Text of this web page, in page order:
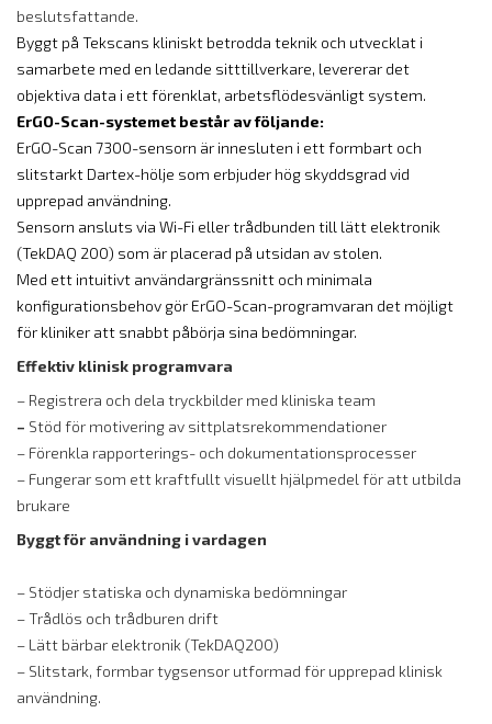
beslutsfattande.
Byggt på Tekscans kliniskt betrodda teknik och utvecklat i
samarbete med en ledande sitttillverkare, levererar det
objektiva data i ett förenklat, arbetsflödesvänligt system.
ErGO-Scan-systemet består av följande:
ErGO-Scan 7300-sensorn är innesluten i ett formbart och
slitstarkt Dartex-hölje som erbjuder hög skyddsgrad vid
upprepad användning.
Sensorn ansluts via Wi-Fi eller trådbunden till lätt elektronik
(TekDAQ 200) som är placerad på utsidan av stolen.
Med ett intuitivt användargränssnitt och minimala
konfigurationsbehov gör ErGO-Scan-programvaran det möjligt
för kliniker att snabbt påbörja sina bedömningar.
Effektiv klinisk programvara
– Registrera och dela tryckbilder med kliniska team
– Stöd för motivering av sittplatsrekommendationer
– Förenkla rapporterings- och dokumentationsprocesser
– Fungerar som ett kraftfullt visuellt hjälpmedel för att utbilda
brukare
Byggt för användning i vardagen
– Stödjer statiska och dynamiska bedömningar
– Trådlös och trådburen drift
– Lätt bärbar elektronik (TekDAQ200)
– Slitstark, formbar tygsensor utformad för upprepad klinisk
användning.